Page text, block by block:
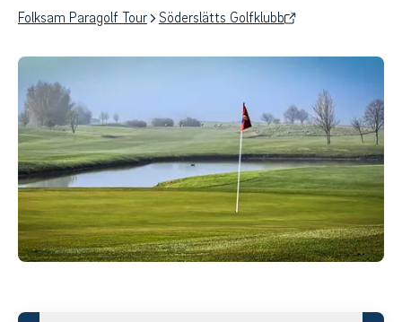
Folksam Paragolf Tour Söderslätts Golfklubb